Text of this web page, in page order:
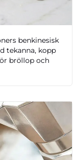
benkinesisk
tekanna, kopp
bröllop och